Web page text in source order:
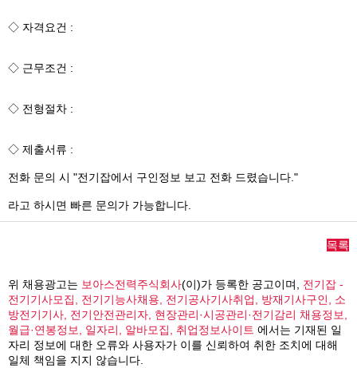
◇ 자격요건 :
◇ 근무조건 :
◇ 전형절차 :
◇ 제출서류 :
전화 문의 시 "전기잡에서 구인정보 보고 전화 드렸습니다."
라고 하시면 빠른 문의가 가능합니다.
목록
위 채용광고는 보아스전력주식회사(이)가 등록한 공고이며, 전기잡 -
전기기사모집, 전기기능사채용, 전기공사기사취업, 방재기사구인, 소
방전기기사, 전기안전관리자, 현장관리·시공관리·전기감리 채용정보,
월급·연봉정보, 일자리, 알바모집, 취업정보사이트 에서는 기재된 일
자리 정보에 대한 오류와 사용자가 이를 신뢰하여 취한 조치에 대해
일체 책임을 지지 않습니다.